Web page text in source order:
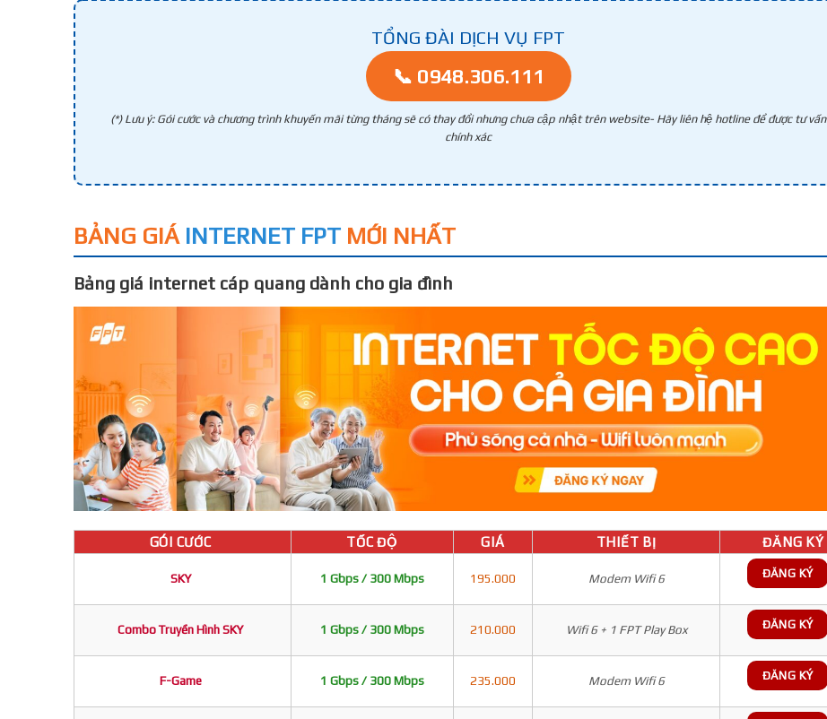
TỔNG ĐÀI DỊCH VỤ FPT
📞 0948.306.111
(*) Lưu ý: Gói cước và chương trình khuyến mãi từng tháng sẽ có thay đổi nhưng chưa cập nhật trên website- Hãy liên hệ hotline để được tư vấn
chính xác
BẢNG GIÁ INTERNET FPT MỚI NHẤT
Bảng giá internet cáp quang dành cho gia đình
GÓI CƯỚC TỐC ĐỘ GIÁ THIẾT BỊ ĐĂNG KÝ
SKY 1 Gbps / 300 Mbps 195.000 Modem Wifi 6 ĐĂNG KÝ
Combo Truyền Hình SKY 1 Gbps / 300 Mbps 210.000 Wifi 6 + 1 FPT Play Box ĐĂNG KÝ
F-Game 1 Gbps / 300 Mbps 235.000 Modem Wifi 6 ĐĂNG KÝ